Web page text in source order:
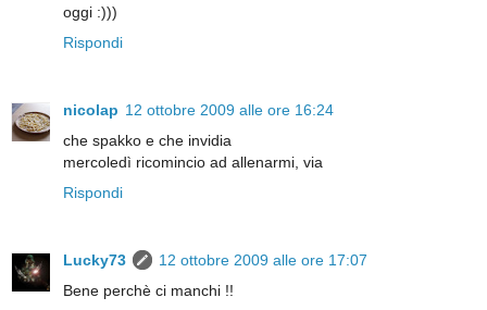
oggi :)))
Rispondi
nicolap 12 ottobre 2009 alle ore 16:24
che spakko e che invidia
mercoledì ricomincio ad allenarmi, via
Rispondi
Lucky73
12 ottobre 2009 alle ore 17:07
Bene perchè ci manchi !!